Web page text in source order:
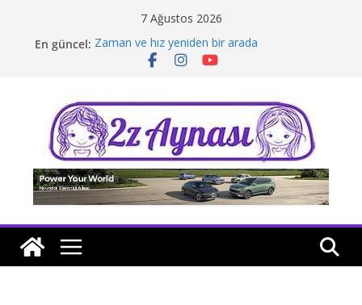
7 Ağustos 2026
En güncel: Zaman ve hız yeniden bir arada
Borusan Next Bodrum’da açıldı
Tatil rotasında test sürüşü